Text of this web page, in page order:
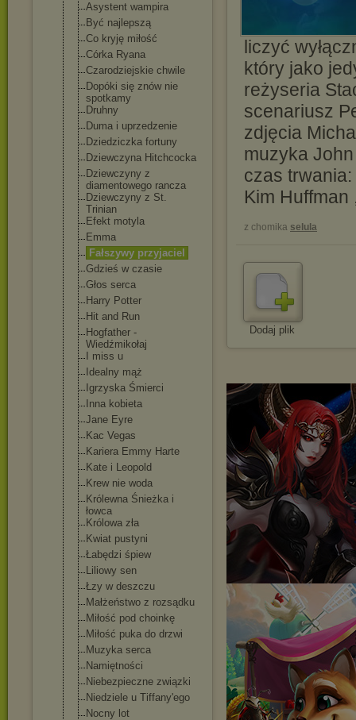
Asystent wampira
Być najlepszą
Co kryję miłość
Córka Ryana
Czarodziejskie chwile
Dopóki się znów nie
spotkamy
Druhny
Duma i uprzedzenie
Dziedziczka fortuny
Dziewczyna Hitchcocka
Dziewczyny z
diamentowego rancza
Dziewczyny z St.
Trinian
Efekt motyla
Emma
Fałszywy przyjaciel
Gdzieś w czasie
Głos serca
Harry Potter
Hit and Run
Hogfather -
Wiedźmikołaj
I miss u
Idealny mąż
Igrzyska Śmierci
Inna kobieta
Jane Eyre
Kac Vegas
Kariera Emmy Harte
Kate i Leopold
Krew nie woda
Królewna Śnieżka i
łowca
Królowa zła
Kwiat pustyni
Łabędzi śpiew
Liliowy sen
Łzy w deszczu
Małżeństwo z rozsądku
Miłość pod choinkę
Miłość puka do drzwi
Muzyka serca
Namiętności
Niebezpieczne związki
Niedziele u Tiffany'ego
Nocny lot
liczyć
który jako
reżyseria
scenariusz
zdjęcia
muzyka
czas
Kim
z chomika selula
Dodaj plik